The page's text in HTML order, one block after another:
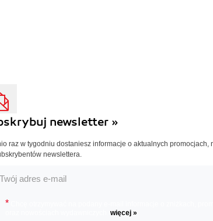
newsletter »
raz w tygodniu dostaniesz informacje o aktualnych promocjach,
newslettera.
*
więcej »